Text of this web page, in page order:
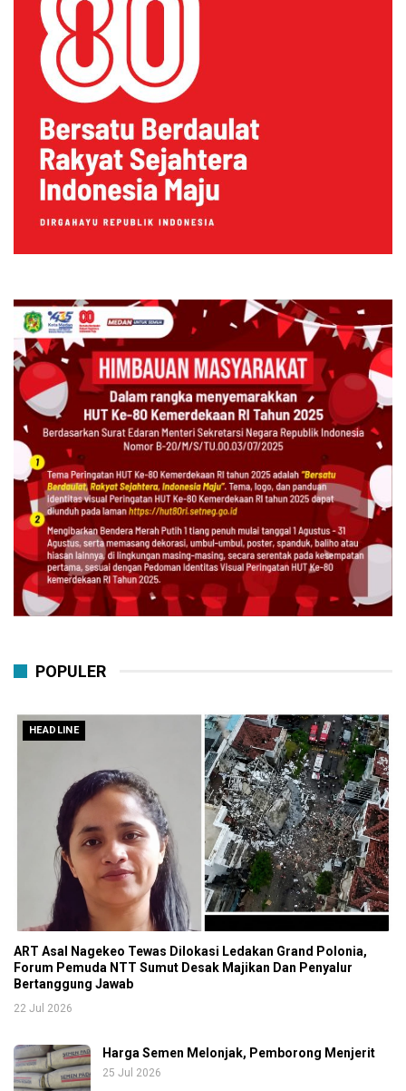
POPULER
HEADLINE
ART Asal Nagekeo Tewas Dilokasi Ledakan Grand Polonia,
Forum Pemuda NTT Sumut Desak Majikan Dan Penyalur
Bertanggung Jawab
22 Jul 2026
Harga Semen Melonjak, Pemborong Menjerit
25 Jul 2026